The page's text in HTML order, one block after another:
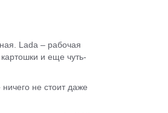
Lada – рабочая
и еще чуть-
не стоит даже